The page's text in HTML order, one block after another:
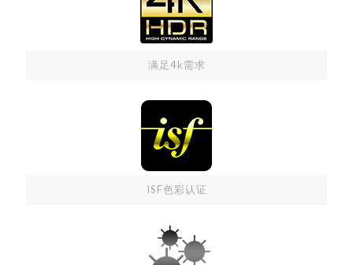
满足4k需求
ISF色彩认证